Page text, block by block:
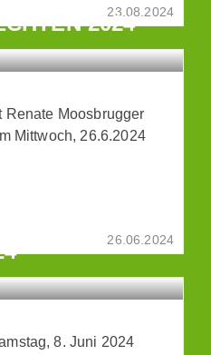
23.08.2024
2024
Renate Moosbrugger
Mittwoch, 26.6.2024
26.06.2024
8. Juni 2024